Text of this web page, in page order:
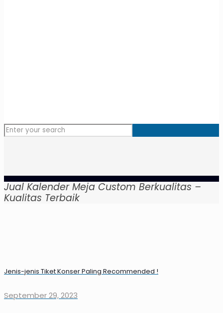
Jual Kalender Meja Custom Berkualitas –
Kualitas Terbaik
Jenis-jenis Tiket Konser Paling Recommended !
September 29, 2023